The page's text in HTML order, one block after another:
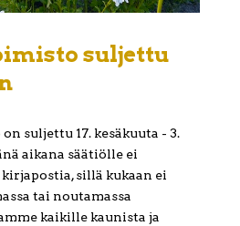
suljettu
suljettu 17. kesäkuuta - 3.
aikana säätiölle ei
sillä kukaan ei
tai noutamassa
kaikille kaunista ja